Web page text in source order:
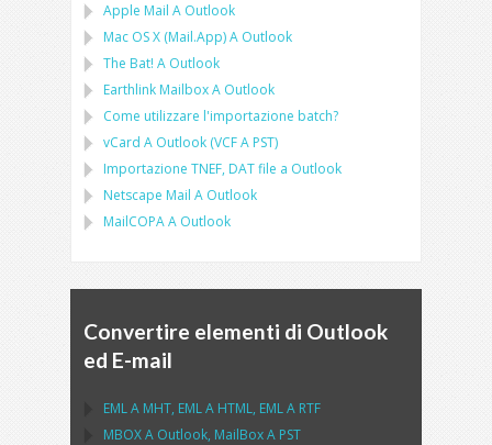
Apple Mail A Outlook
Mac OS X (Mail.App)A Outlook
The Bat! A Outlook
Earthlink MailboxA Outlook
Come utilizzare l'importazione batch?
vCard A Outlook (VCFA PST)
Importazione TNEF, DATfile a Outlook
Netscape Mail A Outlook
MailCOPAA Outlook
Convertire elementi di Outlook
ed E-mail
EMLA MHT, EMLA HTML, EMLA RTF
MBOXA Outlook, MailBoxA PST